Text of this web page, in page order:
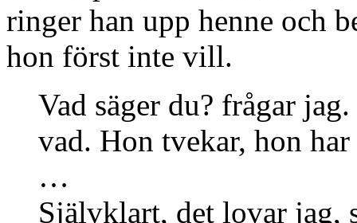
ringer han upp henne och
hon först inte vill.
Vad säger du? frågar
vad. Hon tvekar, hon
…
Självklart, det lovar jag,